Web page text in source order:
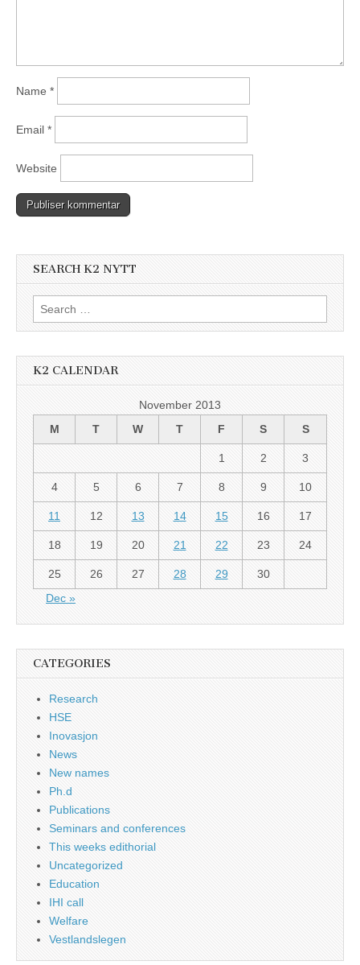
Name *
Email *
Website
SEARCH K2 NYTT
Search
for:
K2 CALENDAR
November 2013
M
T W T F S S
1 2 3
4 5 6 7 8 9 10
11 12 13 14 15 16 17
18 19 20 21 22 23 24
25 26 27 28 29
30
Dec »
CATEGORIES
Research
HSE
Inovasjon
News
New names
Ph.d
Publications
Seminars and conferences
This weeks edithorial
Uncategorized
Education
IHI call
Welfare
Vestlandslegen